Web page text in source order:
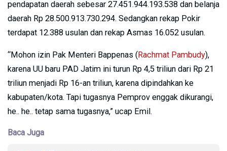
pendapatan daerah sebesar 27.451.944.193.538 dan belanja
daerah Rp 28.500.913.730.294. Sedangkan rekap Pokir
terdapat 12.388 usulan dan rekap Asmas 16.052 usulan.
“Mohon izin Pak Menteri Bappenas (Rachmat Pambudy),
karena UU baru PAD Jatim ini turun Rp 4,5 triliun dari Rp 21
triliun menjadi Rp 16-an triliun, karena dipindahkan ke
kabupaten/kota. Tapi tugasnya Pemprov enggak dikurangi,
he.. he.. tetap sama tugasnya,” ucap Emil.
Baca Juga